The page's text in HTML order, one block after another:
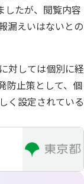
したが、閲覧内容
漏えいはないとの
対しては個別に経
防止策として、個
く設定されている